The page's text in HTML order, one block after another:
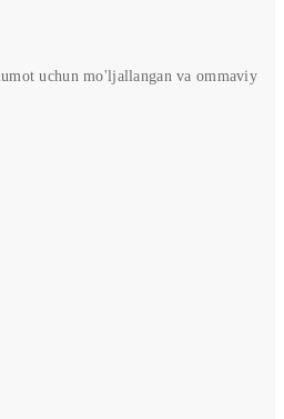
uchun mo'ljallangan va ommaviy